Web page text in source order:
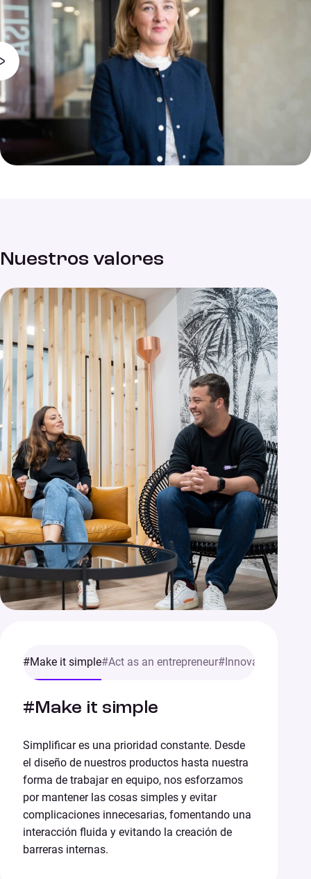
Nuestros valores
#Make it simple#Act as an entrepreneur#Innovate or die
#Make it simple
Simplificar es una prioridad constante. Desde
el diseño de nuestros productos hasta nuestra
forma de trabajar en equipo, nos esforzamos
por mantener las cosas simples y evitar
complicaciones innecesarias, fomentando una
interacción fluida y evitando la creación de
barreras internas.